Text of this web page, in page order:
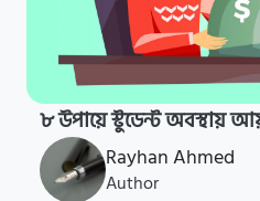
৮ উপায়ে স্টুডেন্ট অবস্থায়
Rayhan Ahmed
Author